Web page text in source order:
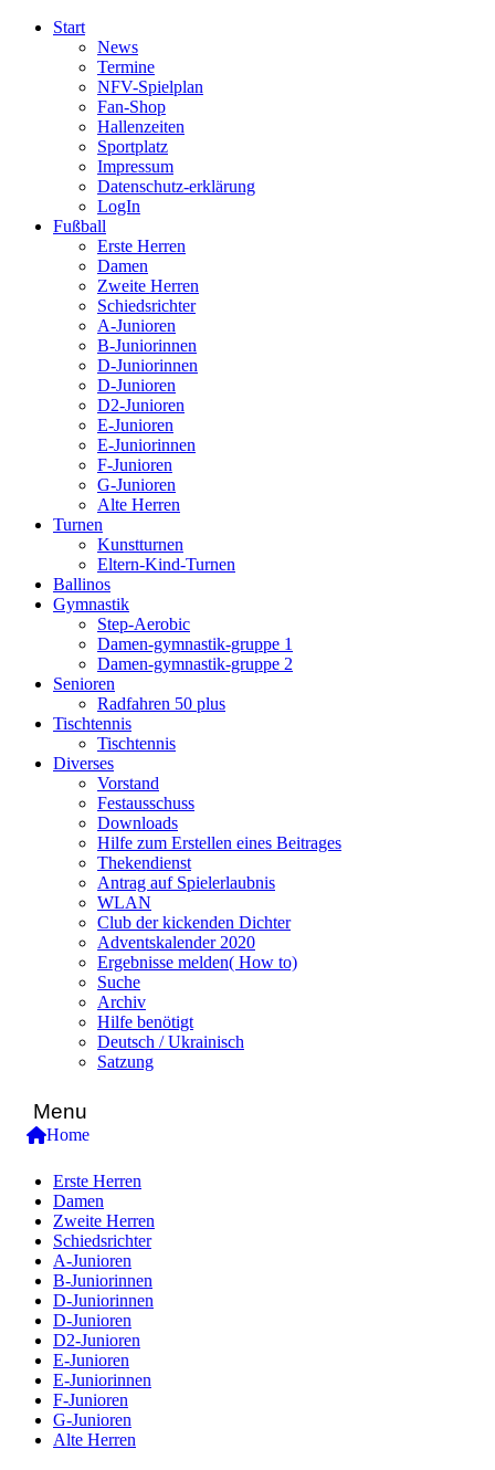
Start
News
Termine
NFV-Spielplan
Fan-Shop
Hallenzeiten
Sportplatz
Impressum
Datenschutz-erklärung
LogIn
Fußball
Erste Herren
Damen
Zweite Herren
Schiedsrichter
A-Junioren
B-Juniorinnen
D-Juniorinnen
D-Junioren
D2-Junioren
E-Junioren
E-Juniorinnen
F-Junioren
G-Junioren
Alte Herren
Turnen
Kunstturnen
Eltern-Kind-Turnen
Ballinos
Gymnastik
Step-Aerobic
Damen-gymnastik-gruppe 1
Damen-gymnastik-gruppe 2
Senioren
Radfahren 50 plus
Tischtennis
Tischtennis
Diverses
Vorstand
Festausschuss
Downloads
Hilfe zum Erstellen eines Beitrages
Thekendienst
Antrag auf Spielerlaubnis
WLAN
Club der kickenden Dichter
Adventskalender 2020
Ergebnisse melden( How to)
Suche
Archiv
Hilfe benötigt
Deutsch / Ukrainisch
Satzung
Menu
Home
Erste Herren
Damen
Zweite Herren
Schiedsrichter
A-Junioren
B-Juniorinnen
D-Juniorinnen
D-Junioren
D2-Junioren
E-Junioren
E-Juniorinnen
F-Junioren
G-Junioren
Alte Herren